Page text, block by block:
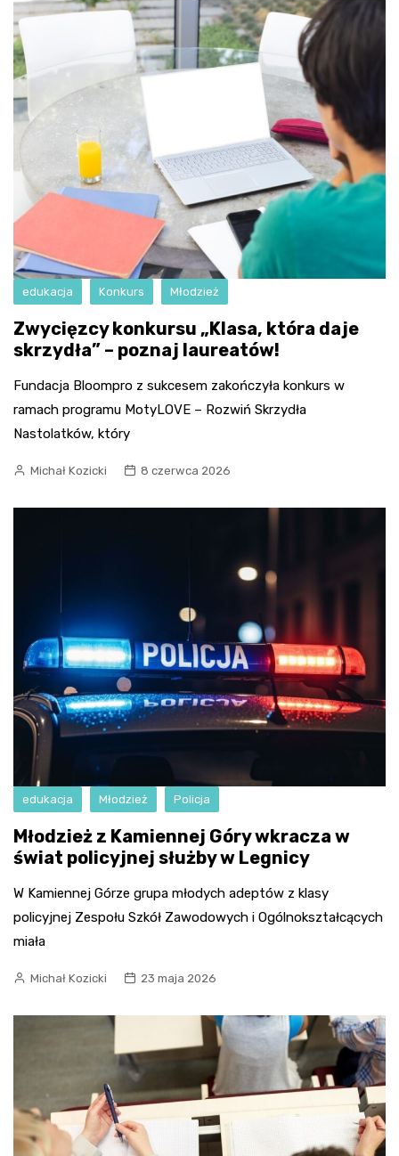
edukacja Konkurs Młodzież
Zwycięzcy konkursu „Klasa, która daje
skrzydła” – poznaj laureatów!
Fundacja Bloompro z sukcesem zakończyła konkurs w
ramach programu MotyLOVE – Rozwiń Skrzydła
Nastolatków, który
Michał Kozicki 8 czerwca 2026
edukacja Młodzież Policja
Młodzież z Kamiennej Góry wkracza w
świat policyjnej służby w Legnicy
W Kamiennej Górze grupa młodych adeptów z klasy
policyjnej Zespołu Szkół Zawodowych i Ogólnokształcących
miała
Michał Kozicki 23 maja 2026